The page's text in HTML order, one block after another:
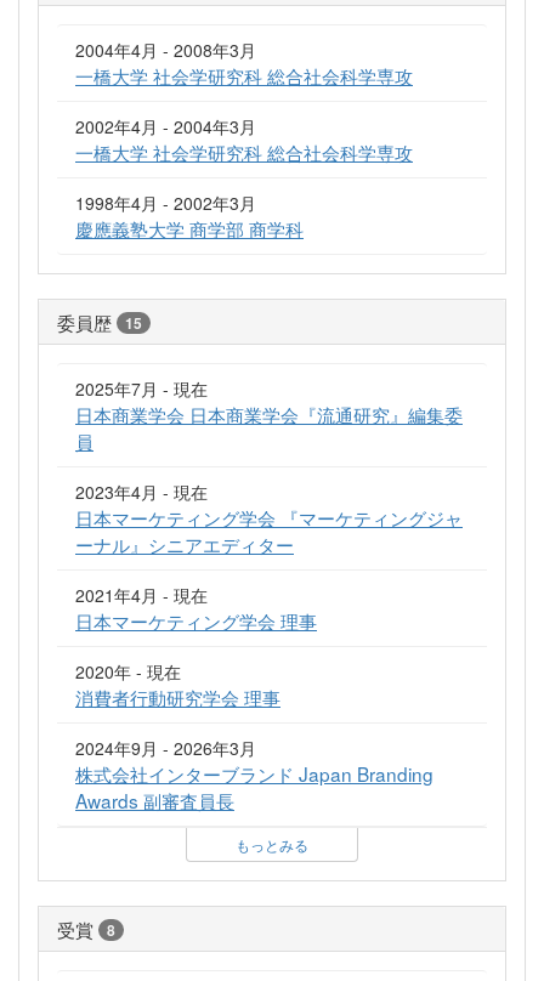
2004年4月 - 2008年3月
一橋大学 社会学研究科 総合社会科学専攻
2002年4月 - 2004年3月
一橋大学 社会学研究科 総合社会科学専攻
1998年4月 - 2002年3月
慶應義塾大学 商学部 商学科
委員歴 15
2025年7月 - 現在
日本商業学会 日本商業学会『流通研究』編集委
員
2023年4月 - 現在
日本マーケティング学会 『マーケティングジャ
ーナル』シニアエディター
2021年4月 - 現在
日本マーケティング学会 理事
2020年 - 現在
消費者行動研究学会 理事
2024年9月 - 2026年3月
株式会社インターブランド Japan Branding
Awards 副審査員長
もっとみる
受賞 8